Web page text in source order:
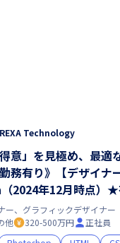
Technology
意」を見極め、最適
勤務有り》【デザイ
2024年12月時点）
12月時点）■Web/グ
識・スキルにあった
ー、グラフィックデザイナー
他
320-500万円
正社員